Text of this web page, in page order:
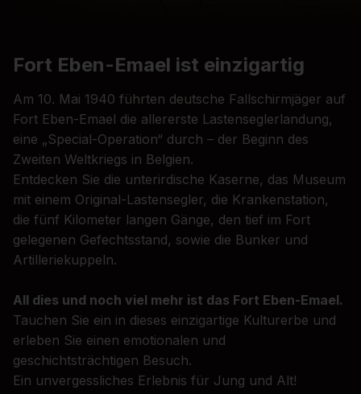
Fort Eben-Emael ist einzigartig
Am 10. Mai 1940 führten deutsche Fallschirmjäger auf
Fort Eben-Emael die allererste Lastenseglerlandung,
eine „Special-Operation“ durch – der Beginn des
Zweiten Weltkriegs in Belgien.
Entdecken Sie die unterirdische Kaserne, das Museum
mit einem Original-Lastensegler, die Krankenstation,
die fünf Kilometer langen Gänge, den tief im Fort
gelegenen Gefechtsstand, sowie die Bunker und
Artilleriekuppeln.
All dies und noch viel mehr ist das Fort Eben-Emael.
Tauchen Sie ein in dieses einzigartige Kulturerbe und
erleben Sie einen emotionalen und
geschichtsträchtigen Besuch.
Ein unvergessliches Erlebnis für Jung und Alt!